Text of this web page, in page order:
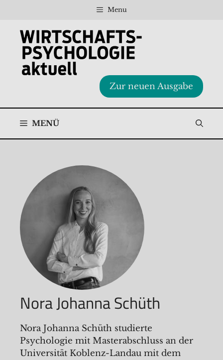
springen
Menu
Zur neuen Ausgabe
MENÜ
Nora Johanna Schüth
Nora Johanna Schüth studierte
Psychologie mit Masterabschluss an der
Universität Koblenz-Landau mit dem